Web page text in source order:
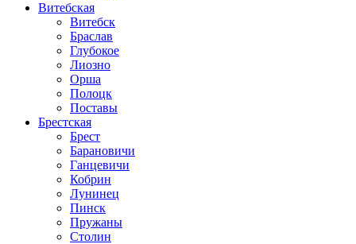
Витебская
Витебск
Браслав
Глубокое
Лиозно
Орша
Полоцк
Поставы
Брестская
Брест
Барановичи
Ганцевичи
Кобрин
Лунинец
Пинск
Пружаны
Столин